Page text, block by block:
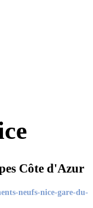
Côte d'Azur
neufs-nice-gare-du-